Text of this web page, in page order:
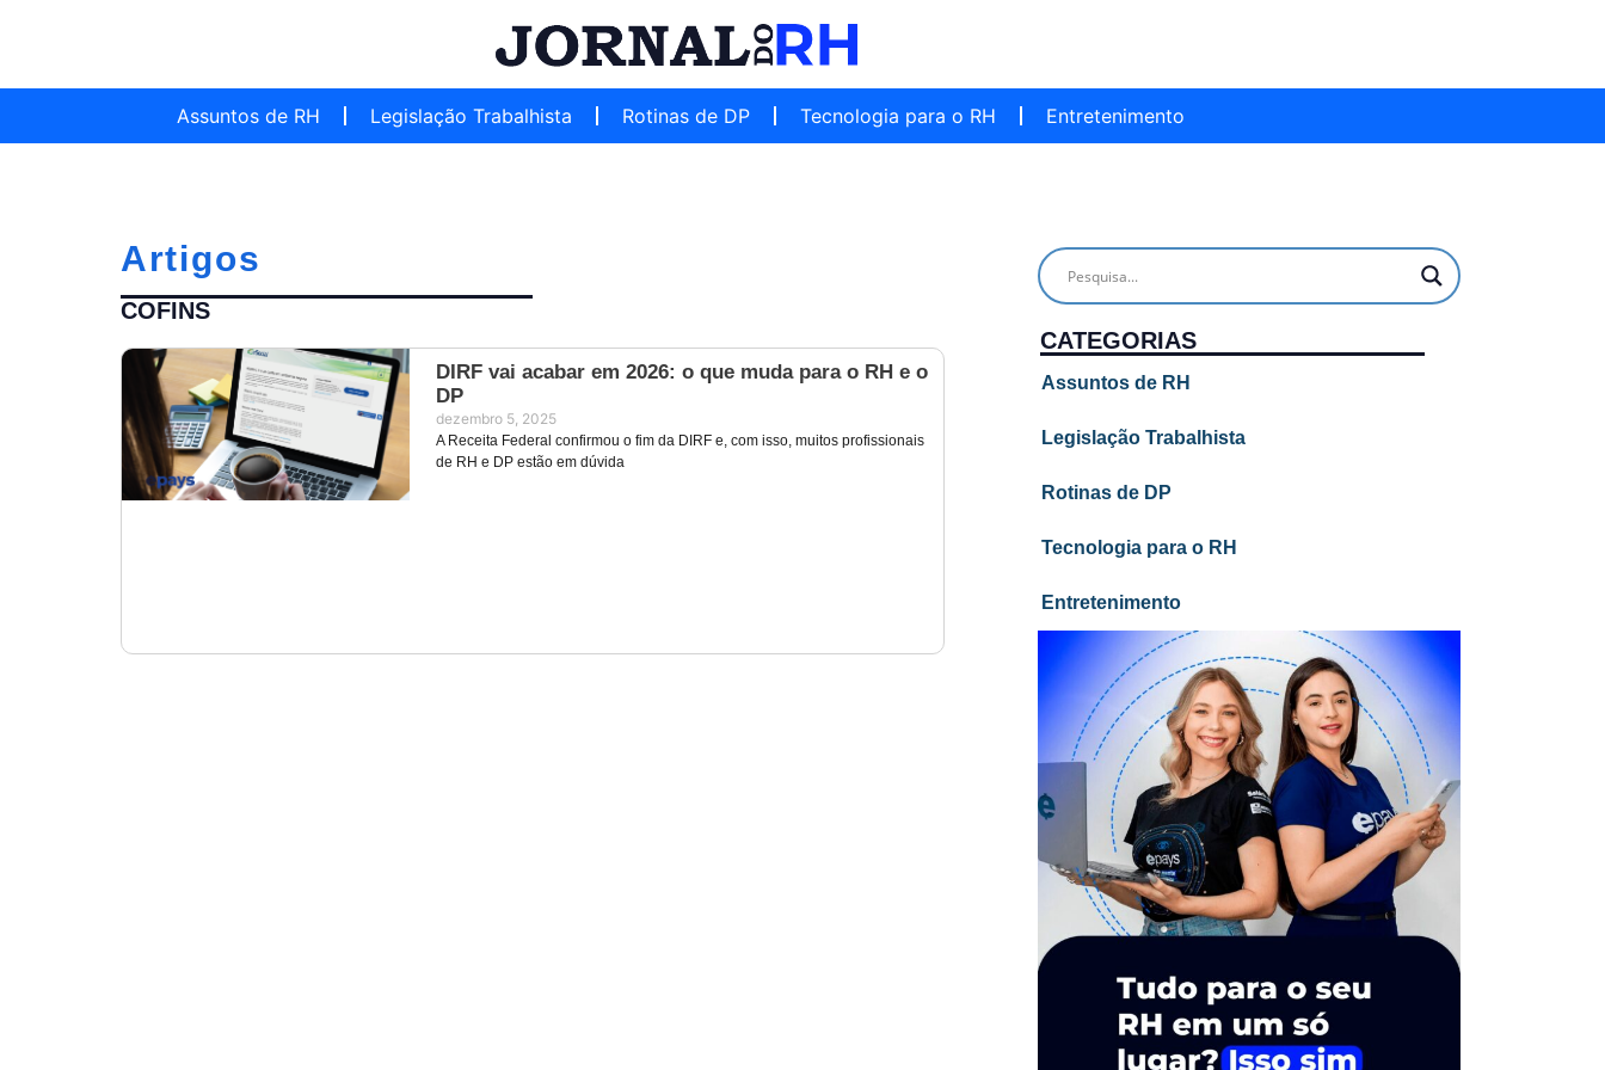
Assuntos de RH Legislação Trabalhista Rotinas de DP Tecnologia para o RH Entretenimento
Artigos
COFINS
DIRF vai acabar em 2026: o que muda para o RH e o
DP
dezembro 5, 2025
A Receita Federal confirmou o fim da DIRF e, com isso, muitos profissionais
de RH e DP estão em dúvida
CATEGORIAS
Assuntos de RH
Legislação Trabalhista
Rotinas de DP
Tecnologia para o RH
Entretenimento